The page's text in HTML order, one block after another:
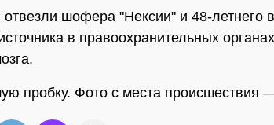
шофера "Нексии" и 48-летнего
в правоохранительных
пробку. Фото с места происшествия